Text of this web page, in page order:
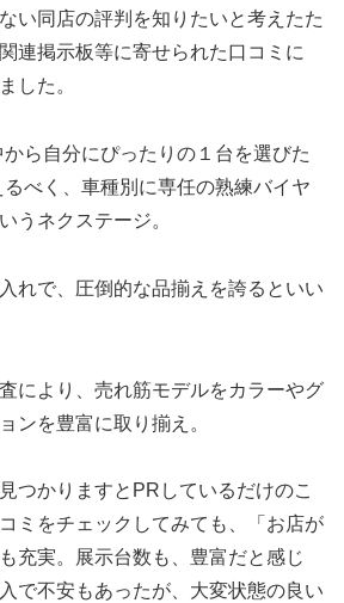
い同店の評判を知りたいと考えたた
連掲示板等に寄せられた口コミに
した。
から自分にぴったりの１台を選びた
るべく、車種別に専任の熟練バイヤ
うネクステージ。
れで、圧倒的な品揃えを誇るといい
により、売れ筋モデルをカラーやグ
ンを豊富に取り揃え。
つかりますとPRしているだけのこ
ミをチェックしてみても、「お店が
充実。展示台数も、豊富だと感じ
で不安もあったが、大変状態の良い